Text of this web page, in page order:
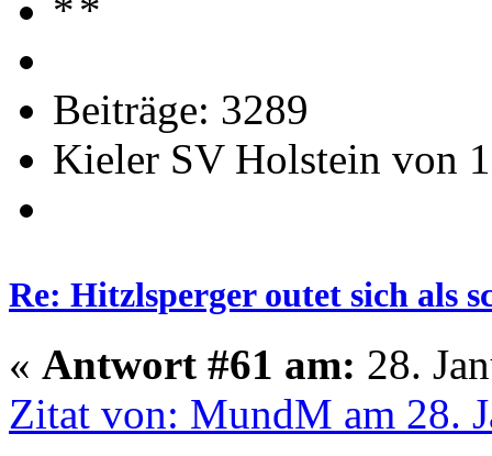
Beiträge: 3289
Kieler SV Holstein von
Re: Hitzlsperger outet sich als
« Antwort #61 am: 28.
Zitat von: MundM am 28.